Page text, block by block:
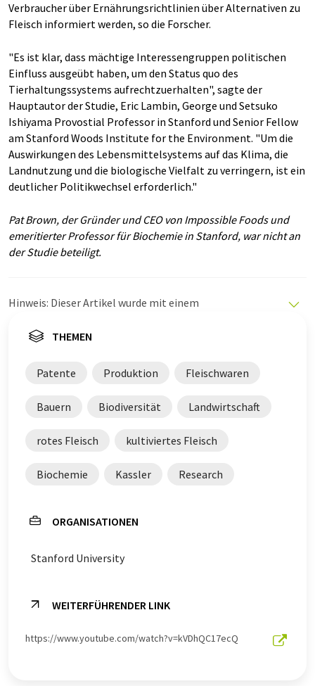
Verbraucher über Ernährungsrichtlinien über Alternativen zu
Fleisch informiert werden, so die Forscher.
"Es ist klar, dass mächtige Interessengruppen politischen
Einfluss ausgeübt haben, um den Status quo des
Tierhaltungssystems aufrechtzuerhalten", sagte der
Hauptautor der Studie, Eric Lambin, George und Setsuko
Ishiyama Provostial Professor in Stanford und Senior Fellow
am Stanford Woods Institute for the Environment. "Um die
Auswirkungen des Lebensmittelsystems auf das Klima, die
Landnutzung und die biologische Vielfalt zu verringern, ist ein
deutlicher Politikwechsel erforderlich."
Pat Brown, der Gründer und CEO von Impossible Foods und
emeritierter Professor für Biochemie in Stanford, war nicht an
der Studie beteiligt.
Hinweis: Dieser Artikel wurde mit einem
LUMITOS bietet diese automatischen Übersetzungen
Nachrichten zu präsentieren. Da dieser Artikel mit
möglich, dass er Fehler im Vokabular, in der Syntax oder
in der Grammatik enthält. Den ursprünglichen Artikel in
THEMEN
Patente Produktion Fleischwaren
Bauern Biodiversität Landwirtschaft
rotes Fleisch kultiviertes Fleisch
Biochemie Kassler Research
ORGANISATIONEN
Stanford University
WEITERFÜHRENDER LINK
https://www.youtube.com/watch?v=kVDhQC17ecQ